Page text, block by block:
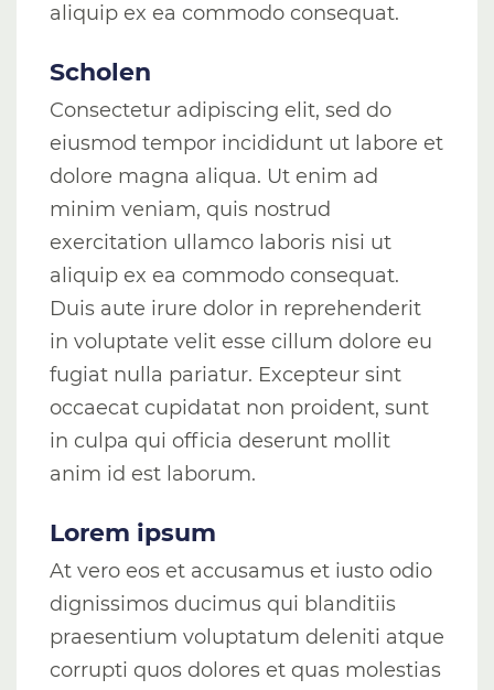
aliquip ex ea commodo consequat.
Scholen
Consectetur adipiscing elit, sed do
eiusmod tempor incididunt ut labore et
dolore magna aliqua. Ut enim ad
minim veniam, quis nostrud
exercitation ullamco laboris nisi ut
aliquip ex ea commodo consequat.
Duis aute irure dolor in reprehenderit
in voluptate velit esse cillum dolore eu
fugiat nulla pariatur. Excepteur sint
occaecat cupidatat non proident, sunt
in culpa qui officia deserunt mollit
anim id est laborum.
Lorem ipsum
At vero eos et accusamus et iusto odio
dignissimos ducimus qui blanditiis
praesentium voluptatum deleniti atque
corrupti quos dolores et quas molestias